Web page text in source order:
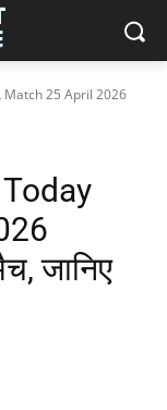
Match 25 April 2026
जानिए